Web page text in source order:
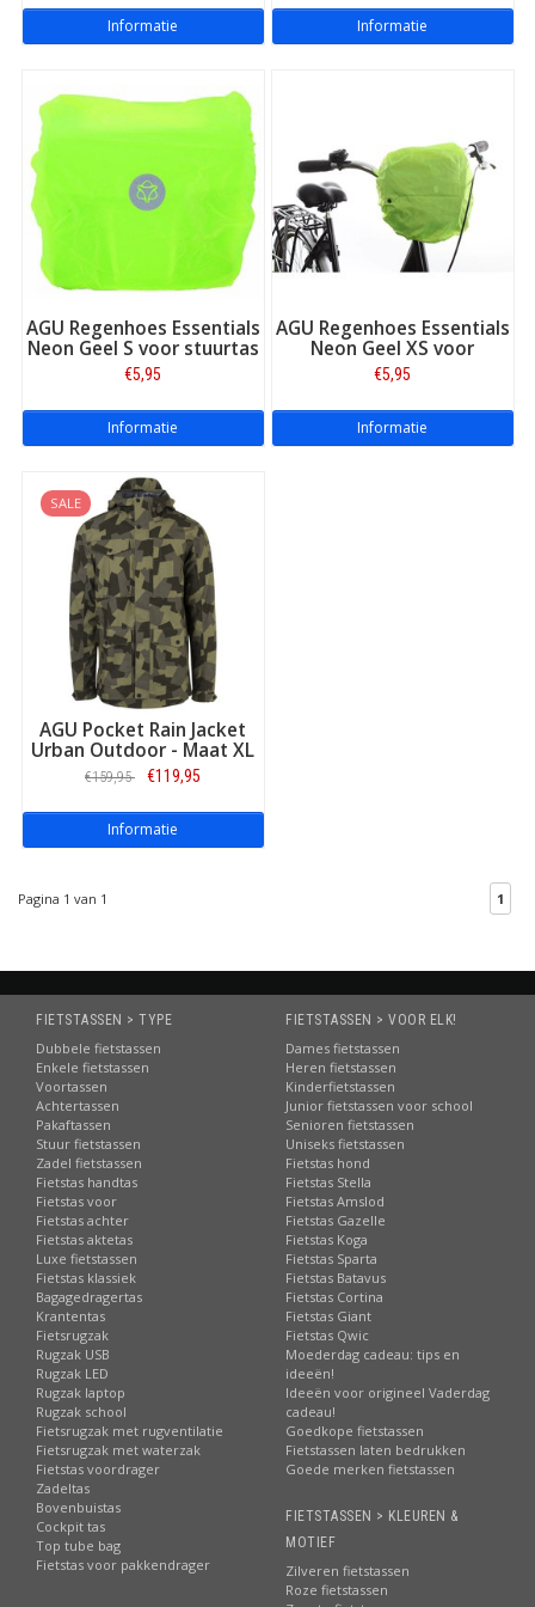
Informatie Informatie
AGU Regenhoes Essentials
Neon Geel S voor stuurtas
€5,95
Informatie
AGU Regenhoes Essentials
Neon Geel XS voor
stuurtas
€5,95
Informatie
SALE
AGU Pocket Rain Jacket
Urban Outdoor - Maat XL
€159,95 €119,95
Informatie
Pagina 1 van 1 1
FIETSTASSEN > TYPE
Dubbele fietstassen
Enkele fietstassen
Voortassen
Achtertassen
Pakaftassen
Stuur fietstassen
Zadel fietstassen
Fietstas handtas
Fietstas voor
Fietstas achter
Fietstas aktetas
Luxe fietstassen
Fietstas klassiek
Bagagedragertas
Krantentas
Fietsrugzak
Rugzak USB
Rugzak LED
Rugzak laptop
Rugzak school
Fietsrugzak met rugventilatie
Fietsrugzak met waterzak
Fietstas voordrager
Zadeltas
Bovenbuistas
Cockpit tas
Top tube bag
Fietstas voor pakkendrager
FIETSTASSEN > VOOR ELK!
Dames fietstassen
Heren fietstassen
Kinderfietstassen
Junior fietstassen voor school
Senioren fietstassen
Uniseks fietstassen
Fietstas hond
Fietstas Stella
Fietstas Amslod
Fietstas Gazelle
Fietstas Koga
Fietstas Sparta
Fietstas Batavus
Fietstas Cortina
Fietstas Giant
Fietstas Qwic
Moederdag cadeau: tips en
ideeën!
Ideeën voor origineel Vaderdag
cadeau!
Goedkope fietstassen
Fietstassen laten bedrukken
Goede merken fietstassen
FIETSTASSEN > KLEUREN &
MOTIEF
Zilveren fietstassen
Roze fietstassen